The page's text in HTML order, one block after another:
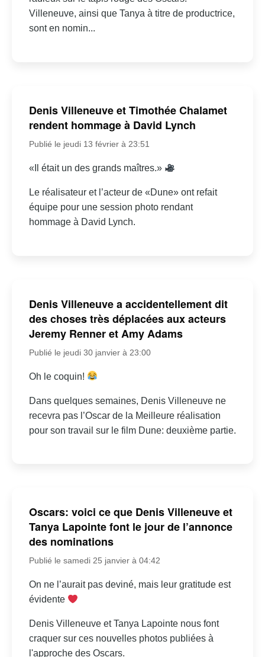
Villeneuve, ainsi que Tanya à titre de productrice,
sont en nomin...
Denis Villeneuve et Timothée Chalamet
rendent hommage à David Lynch
Publié le jeudi 13 février à 23:51
«Il était un des grands maîtres.»
Le réalisateur et l’acteur de «Dune» ont refait
équipe pour une session photo rendant
hommage à David Lynch.
Denis Villeneuve a accidentellement dit
des choses très déplacées aux acteurs
Jeremy Renner et Amy Adams
Publié le jeudi 30 janvier à 23:00
Oh le coquin!
Dans quelques semaines, Denis Villeneuve ne
recevra pas l’Oscar de la Meilleure réalisation
pour son travail sur le film Dune: deuxième partie.
Oscars: voici ce que Denis Villeneuve et
Tanya Lapointe font le jour de l’annonce
des nominations
Publié le samedi 25 janvier à 04:42
On ne l’aurait pas deviné, mais leur gratitude est
évidente
Denis Villeneuve et Tanya Lapointe nous font
craquer sur ces nouvelles photos publiées à
l'approche des Oscars.